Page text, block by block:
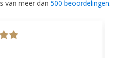
van meer dan 500 beoordelingen.